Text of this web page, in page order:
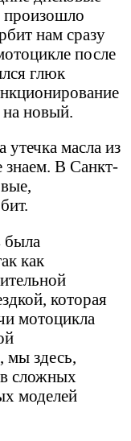
произошло
нам сразу
после
глюк
на новый.
масла из
В Санкт-
была
как
которая
мотоцикла
мы здесь,
сложных
моделей